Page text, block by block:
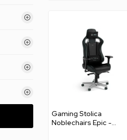
Gaming Stolica
Noblechairs Epic -